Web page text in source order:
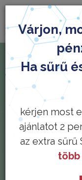
Várjon,
Ha sűrű
kérjen most
ajánlatot 2
az extra sűrű
több